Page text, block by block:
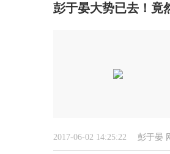
彭于晏大势已去！竟
2017-06-02 14:25:22 彭于晏